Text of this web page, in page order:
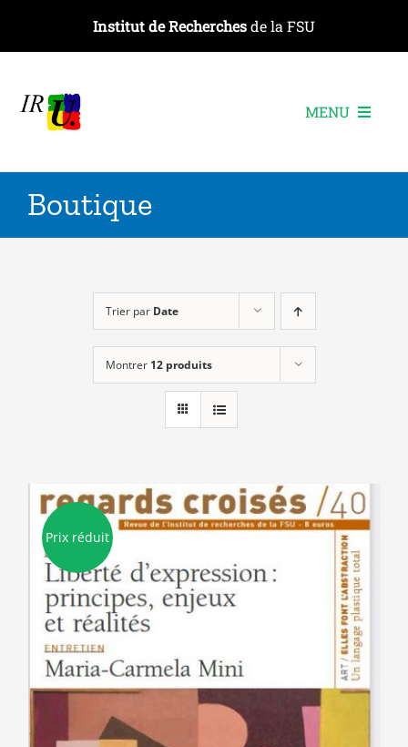
contenu
Institut de Recherchesde la FSU
MENU
Les recherches
Les événements
Boutique
Trier par Date
Montrer 12 produits
Prix réduit